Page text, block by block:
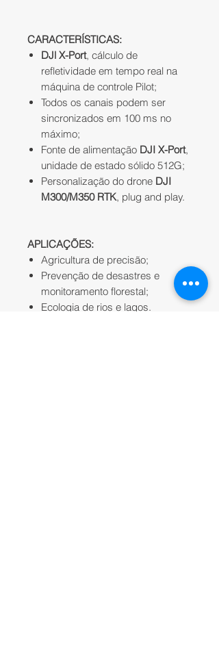
CARACTERÍSTICAS:
DJl X-Port, cálculo de
refletividade em tempo real na
máquina de controle Pilot;
Todos os canais podem ser
sincronizados em 100 ms no
máximo;
Fonte de alimentação DJI X-Port,
unidade de estado sólido 512G;
Personalização do drone DJI
M300/M350 RTK, plug and play.
APLICAÇÕES:
Agricultura de precisão;
Prevenção de desastres e
monitoramento florestal;
Ecologia de rios e lagos.